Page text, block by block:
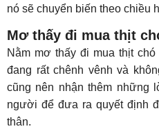
nó sẽ chuyển biến theo chiều
Mơ thấy đi mua thịt
Nằm mơ thấy đi mua thịt
đang rất chênh vênh và
cũng nên nhận thêm những
người để đưa ra quyết định
thân.